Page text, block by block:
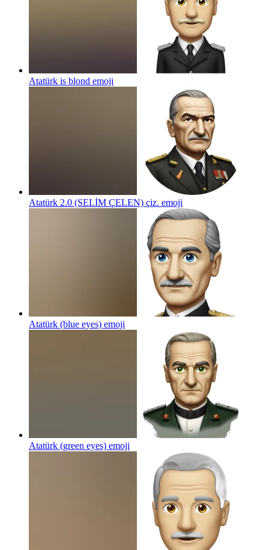
Atatürk is blond emoji
Atatürk 2.0 (SELİM ÇELEN) çiz. emoji
Atatürk (blue eyes) emoji
Atatürk (green eyes) emoji